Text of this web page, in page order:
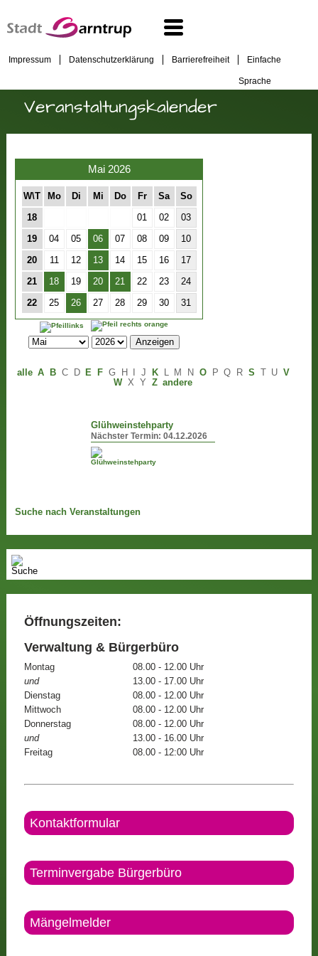
Impressum Datenschutzerklärung Barrierefreiheit Einfache
Sprache
Veranstaltungskalender
Mai 2026
W\T Mo Di Mi Do Fr Sa So
18 01 02 03
19 04 05 06 07 08 09 10
20 11 12 13 14 15 16 17
21 18 19 20 21 22 23 24
22 25 26 27 28 29 30 31
alle A B C D E F G H J K L M N O P Q R S U V
W X Y Z andere
Glühweinstehparty
Nächster Termin:04.12.2026
Suche nach Veranstaltungen
Öffnungszeiten:
Verwaltung & Bürgerbüro
Montag
08.00 - 12.00 Uhr
und
13.00 - 17.00 Uhr
Dienstag
08.00 - 12.00 Uhr
Mittwoch
08.00 - 12.00 Uhr
Donnerstag
08.00 - 12.00 Uhr
und
13.00 - 16.00 Uhr
Freitag
08.00 - 12:00 Uhr
Kontaktformular
Terminvergabe Bürgerbüro
Mängelmelder